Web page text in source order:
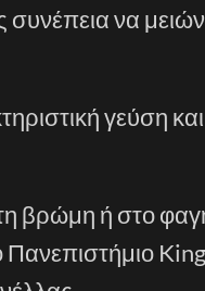
να
γεύση
βρώμη ή στο
Πανεπιστήμιο